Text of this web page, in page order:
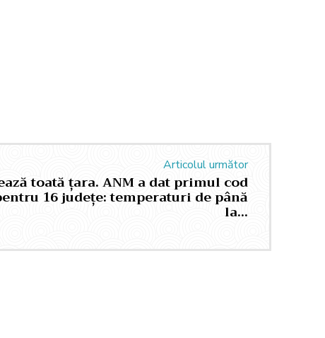
Articolul următor
toată țara. ANM a dat primul cod
16 județe: temperaturi de până
la…